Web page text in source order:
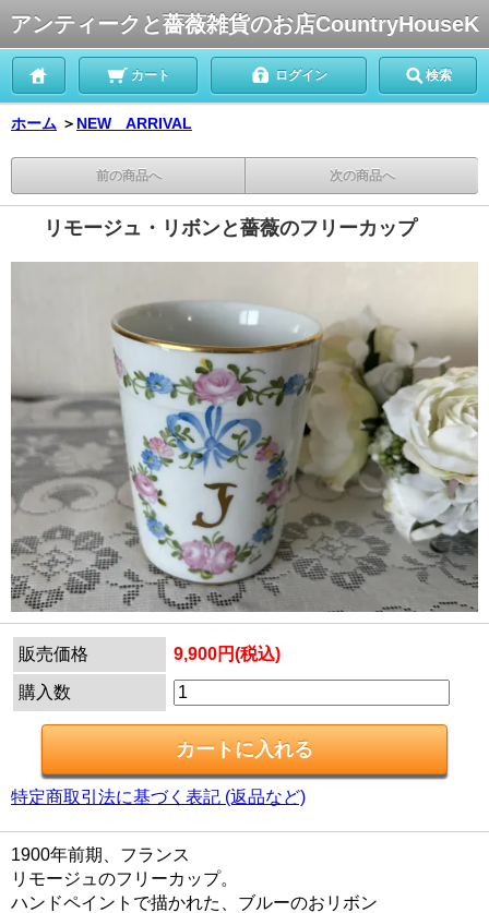
アンティークと薔薇雑貨のお店CountryHouseK
カート ログイン 検索
ホーム ＞ NEW ARRIVAL
前の商品へ 次の商品へ
リモージュ・リボンと薔薇のフリーカップ
販売価格 9,900円(税込)
購入数
特定商取引法に基づく表記 (返品など)
1900年前期、フランス
リモージュのフリーカップ。
ハンドペイントで描かれた、ブルーのおリボン